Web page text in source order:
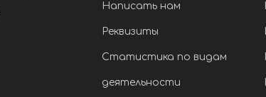
Написать нам
Реквизиты
Статистика по видам
деятельности